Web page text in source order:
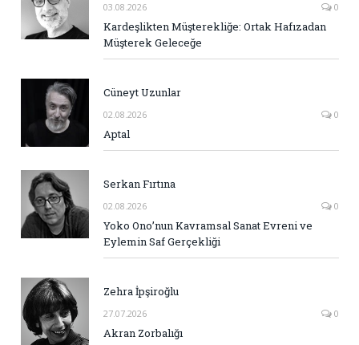
03.08.2026 0
Kardeşlikten Müşterekliğe: Ortak Hafızadan
Müşterek Geleceğe
Cüneyt Uzunlar
02.08.2026 0
Aptal
Serkan Fırtına
02.08.2026 0
Yoko Ono’nun Kavramsal Sanat Evreni ve
Eylemin Saf Gerçekliği
Zehra İpşiroğlu
27.07.2026 0
Akran Zorbalığı